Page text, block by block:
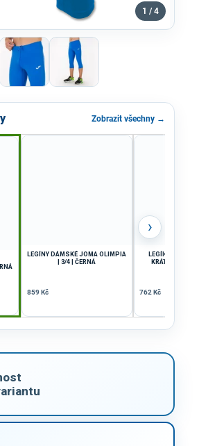
1 / 4
Zobrazit všechny →
LEGÍNY DÁMSKÉ JOMA OLIMPIA
| 3/4 | ČERNÁ
859 Kč
LEGÍNY JOMA
KRÁTKÉ |
762 Kč
›